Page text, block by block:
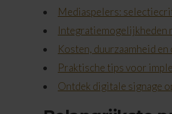
Mediaspelers:
Integratiemogelijkheden
Kosten, duurzaamheid
Praktische tips voor
Ontdek digitale signage